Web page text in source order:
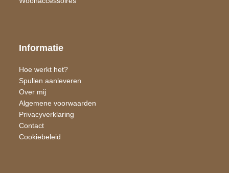
Informatie
Hoe werkt het?
Spullen aanleveren
Over mij
Algemene voorwaarden
Privacyverklaring
Contact
Cookiebeleid